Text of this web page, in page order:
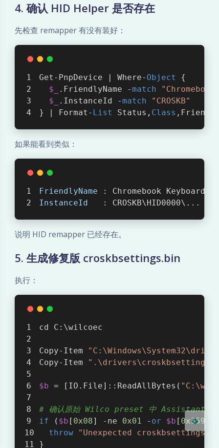
夜间模式
浅阴影 深阴影
4. 确认 HID Helper 是否存在
先检查 remapper 有没有装好：
Get-PnpDevice | Where- Object
{
$_
.FriendlyName -match
$_
.InstanceId -match
"CROSKB"
} | Format- List Status, Class ,
如果能看到类似：
FriendlyName
: Chromebook Keyboard
InstanceId
: CROSKB\HID0000\...
说明 HID remapper 已经存在。
5. 生成修复版 croskbsettings.bin
执行：
cd C:\wilcoec
Copy-Item
Copy-Item
".\drivers\croskbsettings-
$b = [IO.File]::ReadAllBytes(
# 确认原始 Wilco preset 中 Assistant ->
if ( $b [ 0x08] -ne 0x01 - or $b [ 0x359
throw
"Unexpected
}